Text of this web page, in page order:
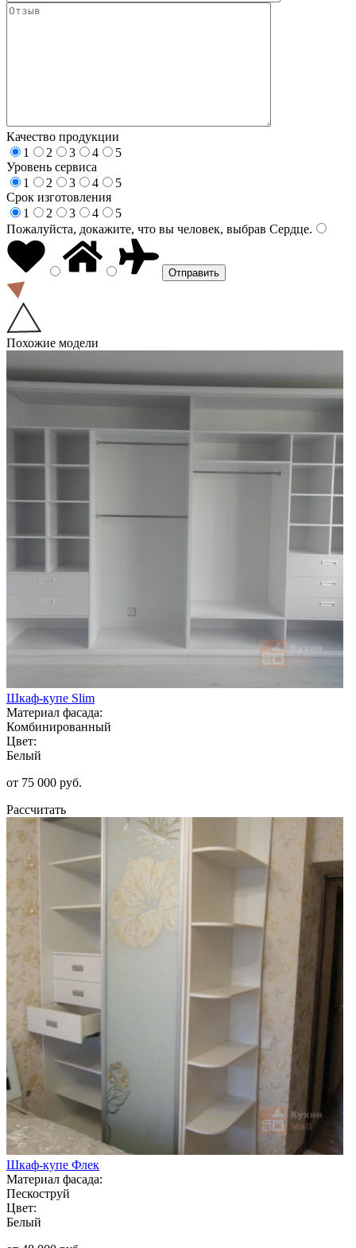
Качество продукции
1
2 3 4
5
Уровень сервиса
1
2 3 4
5
Срок изготовления
1
2 3 4
5
Пожалуйста, докажите, что вы человек, выбрав Сердце.
Похожие модели
Шкаф-купе Slim
Материал фасада:
Комбинированный
Цвет:
Белый
от 75 000 руб.
Рассчитать
Шкаф-купе Флек
Материал фасада:
Пескоструй
Цвет:
Белый